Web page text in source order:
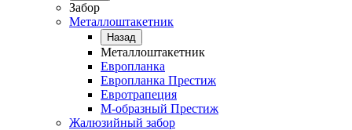
Забор
Металлоштакетник
Назад
Металлоштакетник
Европланка
Европланка Престиж
Евротрапеция
М-образный Престиж
Жалюзийный забор